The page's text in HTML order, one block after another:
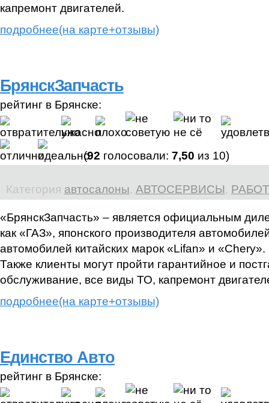
капремонт двигателей.
подробнее(на карте+отзывы)
БрянскЗапчасть
рейтинг в Брянске:
(92 голосовали: 7,50 из 10)
Категория автосалоны, АВТОСЕРВИСЫ,
«БрянскЗапчасть» – является официальным
как «ГАЗ», японского производителя
автомобилей китайских марок «Lifan» и «Chery».
Также клиенты могут пройти гарантийное и
обслуживание, все виды ТО, капремонт
подробнее(на карте+отзывы)
Единство Авто
рейтинг в Брянске: